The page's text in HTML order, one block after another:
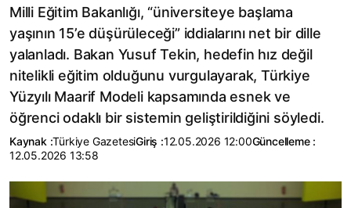
Milli Eğitim Bakanlığı, “üniversiteye başlama
yaşının 15’e düşürüleceği” iddialarını net bir dille
yalanladı. Bakan Yusuf Tekin, hedefin hız değil
nitelikli eğitim olduğunu vurgulayarak, Türkiye
Yüzyılı Maarif Modeli kapsamında esnek ve
öğrenci odaklı bir sistemin geliştirildiğini söyledi.
Kaynak :Türkiye GazetesiGiriş :12.05.2026 12:00Güncelleme :
12.05.2026 13:58